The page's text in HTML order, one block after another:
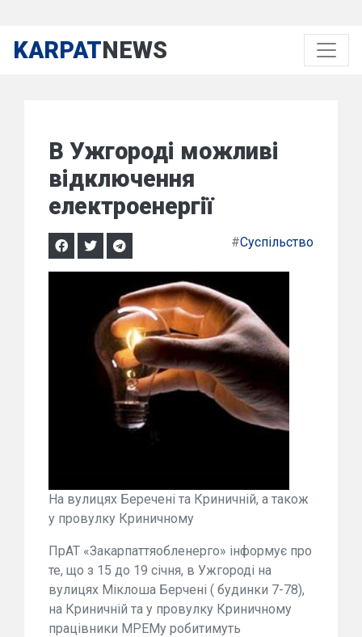
KARPATNEWS
В Ужгороді можливі
відключення
електроенергії
#Суспільство
На вулицях Беречені та Криничній, а також
у провулку Криничному
ПрАТ «Закарпаттяобленерго» інформує про
те, що з 15 до 19 січня, в Ужгороді на
вулицях Міклоша Берчені ( будинки 7-78),
на Криничній та у провулку Криничному
працівники МРЕМу робитимуть